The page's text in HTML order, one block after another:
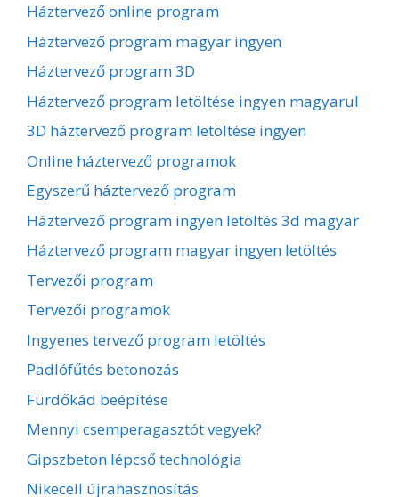
Háztervező online program
Háztervező program magyar ingyen
Háztervező program 3D
Háztervező program letöltése ingyen magyarul
3D háztervező program letöltése ingyen
Online háztervező programok
Egyszerű háztervező program
Háztervező program ingyen letöltés 3d magyar
Háztervező program magyar ingyen letöltés
Tervezői program
Tervezői programok
Ingyenes tervező program letöltés
Padlófűtés betonozás
Fürdőkád beépítése
Mennyi csemperagasztót vegyek?
Gipszbeton lépcső technológia
Nikecell újrahasznosítás